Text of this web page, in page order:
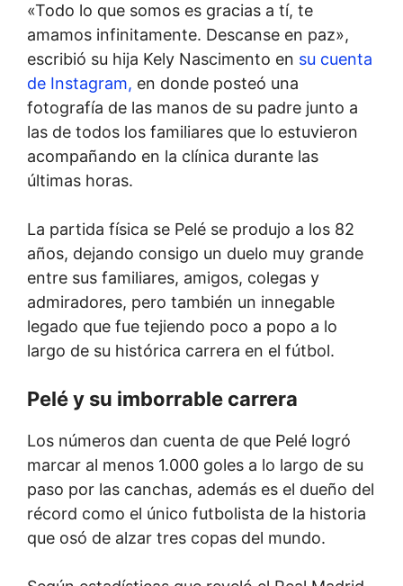
«Todo lo que somos es gracias a tí, te
amamos infinitamente. Descanse en paz»,
escribió su hija Kely Nascimento en su cuenta
de Instagram, en donde posteó una
fotografía de las manos de su padre junto a
las de todos los familiares que lo estuvieron
acompañando en la clínica durante las
últimas horas.
La partida física se Pelé se produjo a los 82
años, dejando consigo un duelo muy grande
entre sus familiares, amigos, colegas y
admiradores, pero también un innegable
legado que fue tejiendo poco a popo a lo
largo de su histórica carrera en el fútbol.
Pelé y su imborrable carrera
Los números dan cuenta de que Pelé logró
marcar al menos 1.000 goles a lo largo de su
paso por las canchas, además es el dueño del
récord como el único futbolista de la historia
que osó de alzar tres copas del mundo.